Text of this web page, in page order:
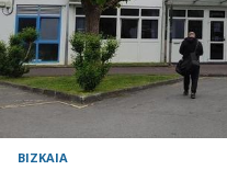
BIZKAIA